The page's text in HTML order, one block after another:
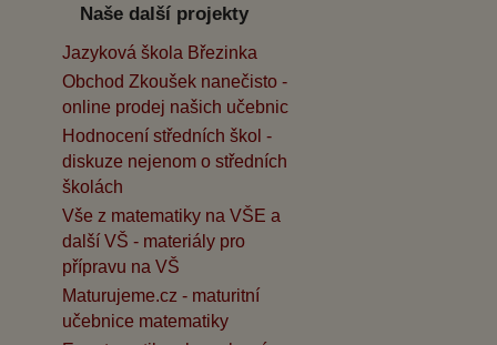
Naše další projekty
Jazyková škola Březinka
Obchod Zkoušek nanečisto -
online prodej našich učebnic
Hodnocení středních škol -
diskuze nejenom o středních
školách
Vše z matematiky na VŠE a
další VŠ - materiály pro
přípravu na VŠ
Maturujeme.cz - maturitní
učebnice matematiky